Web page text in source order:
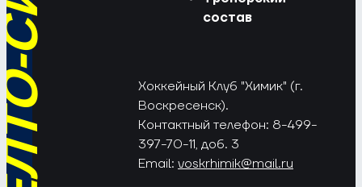
состав
Хоккейный Клуб "Химик" (г.
Воскресенск).
Контактный телефон: 8-499-
397-70-11, доб. 3
Email: voskrhimik@mail.ru